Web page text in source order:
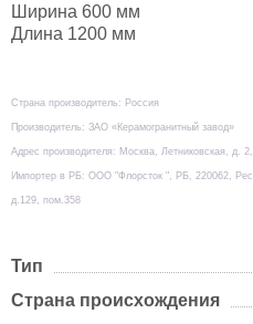
Ширина 600 мм
Длина 1200 мм
Страна производитель: Россия
Производитель: ЗАО «Керамогранитный завод»
Адрес производителя: Москва, Летниковская, д.
Импортер в РБ: ООО "Флорсток ", РБ, 220062,
д.129, пом.358
Тип
Страна происхождения